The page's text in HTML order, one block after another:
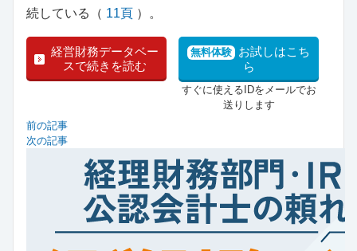
続している（ 11頁 ）。
経営財務データベー
スで続きを読む
無料体験 お試しはこち
ら
すぐに使えるIDをメールでお
送りします
前の記事
次の記事